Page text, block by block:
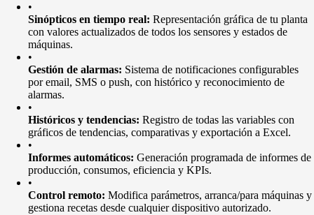
•
Sinópticos en tiempo real: Representación gráfica de tu planta
con valores actualizados de todos los sensores y estados de
máquinas.
•
Gestión de alarmas: Sistema de notificaciones configurables
por email, SMS o push, con histórico y reconocimiento de
alarmas.
•
Históricos y tendencias: Registro de todas las variables con
gráficos de tendencias, comparativas y exportación a Excel.
•
Informes automáticos: Generación programada de informes de
producción, consumos, eficiencia y KPIs.
•
Control remoto: Modifica parámetros, arranca/para máquinas y
gestiona recetas desde cualquier dispositivo autorizado.